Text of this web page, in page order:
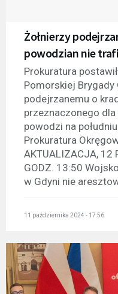
Żołnierzy
powodzian nie
Prokuratura
Pomorskiej Brygady
podejrzanemu o
przeznaczonego
powodzi na
Prokuratura
AKTUALIZACJA, 12
GODZ. 13:50
w Gdyni nie
11 października 2024 - 17:56